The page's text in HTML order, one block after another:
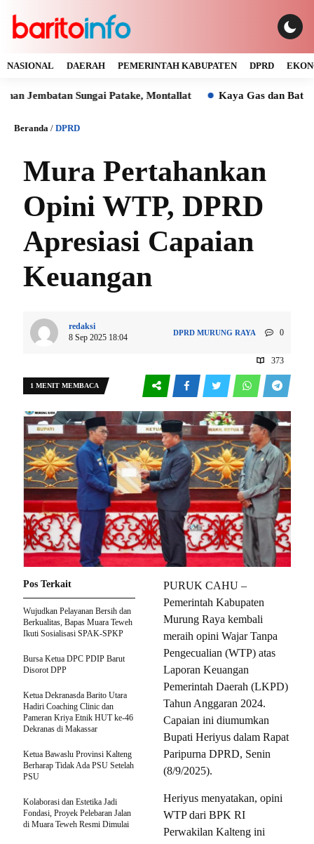
NASIONAL DAERAH PEMERINTAH KABUPATEN DPRD
Sungai Patake, Montallat Kaya Gas dan Batu Bara
Beranda / DPRD
Mura Pertahankan
Opini WTP, DPRD
Apresiasi Capaian
Keuangan
redaksi
8 Sep 2025 18:04
DPRD MURUNG RAYA 0
373
1 MENIT MEMBACA
PURUK CAHU –
Pemerintah Kabupaten
Murung Raya kembali
meraih opini Wajar Tanpa
Pengecualian (WTP) atas
Laporan Keuangan
Pemerintah Daerah (LKPD)
Tahun Anggaran 2024.
Capaian ini diumumkan
Bupati Heriyus dalam Rapat
Paripurna DPRD, Senin
(8/9/2025).
Heriyus menyatakan, opini
WTP dari BPK RI
Perwakilan Kalteng ini
Pos Terkait
Wujudkan Pelayanan Bersih dan
Berkualitas, Bapas Muara Teweh
Ikuti Sosialisasi SPAK-SPKP
Bursa Ketua DPC PDIP Barut
Disorot DPP
Ketua Dekranasda Barito Utara
Hadiri Coaching Clinic dan
Pameran Kriya Etnik HUT ke-46
Dekranas di Makassar
Ketua Bawaslu Provinsi Kalteng
Berharap Tidak Ada PSU Setelah
PSU
Kolaborasi dan Estetika Jadi
Fondasi, Proyek Pelebaran Jalan
di Muara Teweh Resmi Dimulai